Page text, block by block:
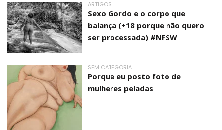
ARTIGOS
Sexo Gordo e o corpo que
balança (+18 porque não quero
ser processada) #NFSW
SEM CATEGORIA
Porque eu posto foto de
mulheres peladas